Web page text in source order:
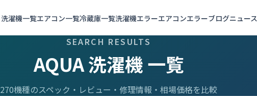
洗濯機一覧エアコン一覧冷蔵庫一覧洗濯機エラーエアコンエラーブログニュース
SEARCH RESULTS
AQUA 洗濯機 一覧
270機種のスペック・レビュー・修理情報・相場価格を比較